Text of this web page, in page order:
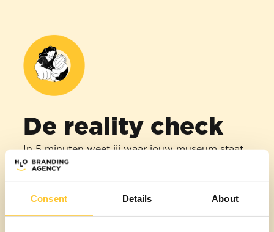
Consent Details About
De reality check
In 5 minuten weet jij waar jouw museum staat.
Waar het verhaal klopt en waar het hapert. Met
in en advies over jouw verhaal.
DOE NU DE CHECK